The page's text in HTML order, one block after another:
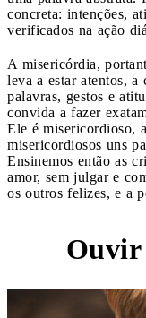
concreta: intenções,
verificados na ação
A misericórdia,
leva a estar atentos, a
palavras, gestos e
convida a fazer
Ele é misericordioso,
misericordiosos uns
Ensinemos então as
amor, sem julgar e
os outros felizes, e a
Ouvir